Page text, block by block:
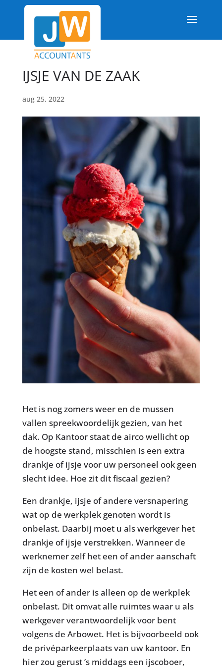
IJSJE VAN DE ZAAK
aug 25, 2022
Het is nog zomers weer en de mussen
vallen spreekwoordelijk gezien, van het
dak. Op Kantoor staat de airco wellicht op
de hoogste stand, misschien is een extra
drankje of ijsje voor uw personeel ook geen
slecht idee. Hoe zit dit fiscaal gezien?
Een drankje, ijsje of andere versnapering
wat op de werkplek genoten wordt is
onbelast. Daarbij moet u als werkgever het
drankje of ijsje verstrekken. Wanneer de
werknemer zelf het een of ander aanschaft
zijn de kosten wel belast.
Het een of ander is alleen op de werkplek
onbelast. Dit omvat alle ruimtes waar u als
werkgever verantwoordelijk voor bent
volgens de Arbowet. Het is bijvoorbeeld ook
de privéparkeerplaats van uw kantoor. En
hier zou gerust ’s middags een ijscoboer,